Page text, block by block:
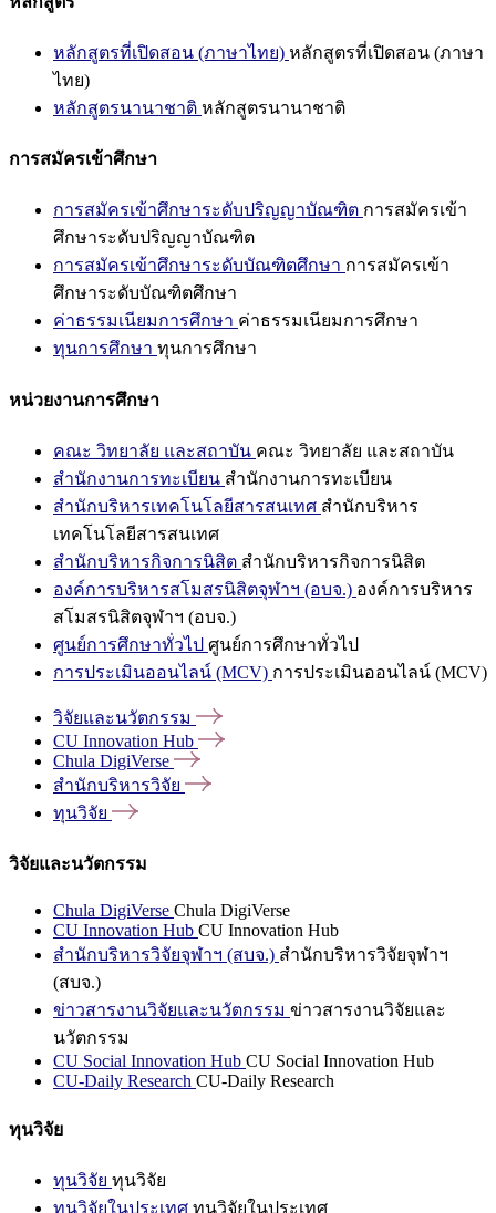
หลักสูตรที่เปิดสอน (ภาษาไทย) หลักสูตรที่เปิดสอน (ภาษา
ไทย)
หลักสูตรนานาชาติ หลักสูตรนานาชาติ
การสมัครเข้าศึกษา
การสมัครเข้าศึกษาระดับปริญญาบัณฑิต การสมัครเข้า
ศึกษาระดับปริญญาบัณฑิต
การสมัครเข้าศึกษาระดับบัณฑิตศึกษา การสมัครเข้า
ศึกษาระดับบัณฑิตศึกษา
ค่าธรรมเนียมการศึกษา ค่าธรรมเนียมการศึกษา
ทุนการศึกษา ทุนการศึกษา
หน่วยงานการศึกษา
คณะ วิทยาลัย และสถาบัน คณะ วิทยาลัย และสถาบัน
สำนักงานการทะเบียน สำนักงานการทะเบียน
สำนักบริหารเทคโนโลยีสารสนเทศ สำนักบริหาร
เทคโนโลยีสารสนเทศ
สำนักบริหารกิจการนิสิต สำนักบริหารกิจการนิสิต
องค์การบริหารสโมสรนิสิตจุฬาฯ (อบจ.) องค์การบริหาร
สโมสรนิสิตจุฬาฯ (อบจ.)
ศูนย์การศึกษาทั่วไป ศูนย์การศึกษาทั่วไป
การประเมินออนไลน์ (MCV) การประเมินออนไลน์ (MCV)
วิจัยและนวัตกรรม
CU Innovation Hub
Chula DigiVerse
สำนักบริหารวิจัย
ทุนวิจัย
วิจัยและนวัตกรรม
Chula DigiVerse Chula DigiVerse
CU Innovation Hub CU Innovation Hub
สำนักบริหารวิจัยจุฬาฯ (สบจ.) สำนักบริหารวิจัยจุฬาฯ
(สบจ.)
ข่าวสารงานวิจัยและนวัตกรรม ข่าวสารงานวิจัยและ
นวัตกรรม
CU Social Innovation Hub CU Social Innovation Hub
CU-Daily Research CU-Daily Research
ทุนวิจัย
ทุนวิจัย ทุนวิจัย
ทุนวิจัยในประเทศ ทุนวิจัยในประเทศ